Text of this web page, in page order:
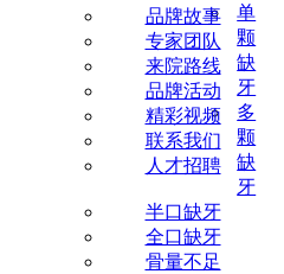
品牌故事
专家团队
来院路线
品牌活动
精彩视频
联系我们
人才招聘
单
颗
缺
牙
多
颗
缺
牙
半口缺牙
全口缺牙
骨量不足